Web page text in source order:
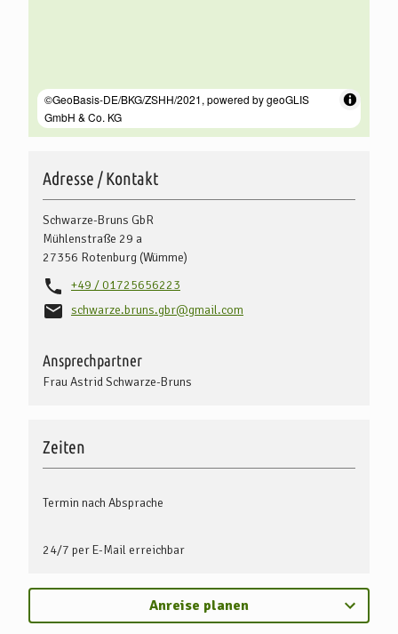
Adresse / Kontakt
Schwarze-Bruns GbR
Mühlenstraße 29 a
27356 Rotenburg (Wümme)
+49 / 01725656223
schwarze.bruns.gbr@gmail.com
Ansprechpartner
Frau Astrid Schwarze-Bruns
Zeiten
Termin nach Absprache
24/7 per E-Mail erreichbar
Anreise planen